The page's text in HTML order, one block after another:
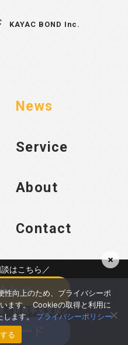
KAYAC BOND Inc.
News
Service
About
Contact
reserved. Page Top
性向上のため、プライバシーポ
ます。 Cookieの取得と利用に
します。プライバシーポリシー
る
×
はこちら／
わせ
・新規事業支援／
ロード